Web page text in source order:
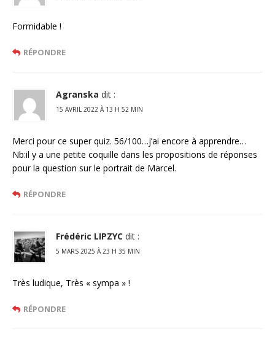
Formidable !
RÉPONDRE
Agranska dit :
15 AVRIL 2022 À 13 H 52 MIN
Merci pour ce super quiz. 56/100…j’ai encore à apprendre…
Nb:il y a une petite coquille dans les propositions de réponses
pour la question sur le portrait de Marcel.
RÉPONDRE
Frédéric LIPZYC dit :
5 MARS 2025 À 23 H 35 MIN
Très ludique, Très « sympa » !
RÉPONDRE